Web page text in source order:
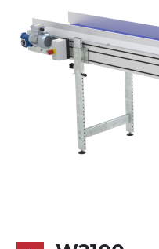
Supporti di
cannocchiali e
(angolo di
gambe in
ruote pivottanti
Tappeto
PU superficie blue
diretta in traino